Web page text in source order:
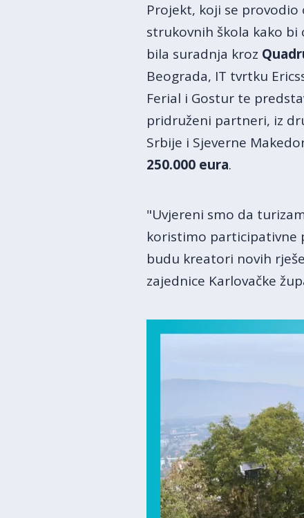
Projekt, koji se provodio
strukovnih škola kako
bila suradnja kroz
Beograda, IT tvrtku
Ferial i Gostur te
pridruženi partneri, iz
Srbije i Sjeverne
250.000 eura.
"Uvjereni smo da
koristimo participativne
budu kreatori novih
zajednice Karlovačke